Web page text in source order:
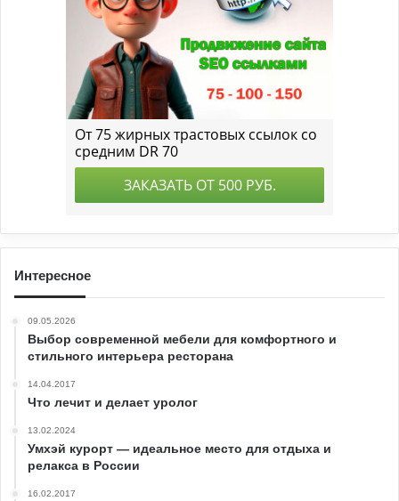
Интересное
09.05.2026
Выбор современной мебели для комфортного и
стильного интерьера ресторана
14.04.2017
Что лечит и делает уролог
13.02.2024
Умхэй курорт — идеальное место для отдыха и
релакса в России
16.02.2017